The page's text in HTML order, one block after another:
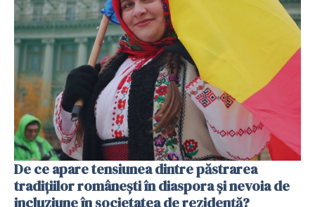
De ce apare tensiunea dintre păstrarea
tradițiilor românești în diaspora și nevoia de
incluziune în societatea de rezidență?